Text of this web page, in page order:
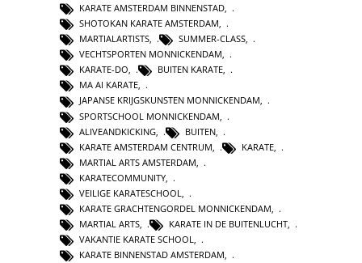
KARATE AMSTERDAM BINNENSTAD,
SHOTOKAN KARATE AMSTERDAM,
MARTIALARTISTS, SUMMER-CLASS,
VECHTSPORTEN MONNICKENDAM,
KARATE-DO, BUITEN KARATE,
MA AI KARATE,
JAPANSE KRIJGSKUNSTEN MONNICKENDAM,
SPORTSCHOOL MONNICKENDAM
ALIVEANDKICKING
BUITEN
KARATE AMSTERDAM CENTRUM
KARATE
MARTIAL ARTS AMSTERDAM
KARATECOMMUNITY
VEILIGE KARATESCHOOL
KARATE GRACHTENGORDEL MONNICKENDAM
MARTIAL ARTS
KARATE IN DE BUITENLUCHT
VAKANTIE KARATE SCHOOL,
KARATE BINNENSTAD AMSTERDAM,